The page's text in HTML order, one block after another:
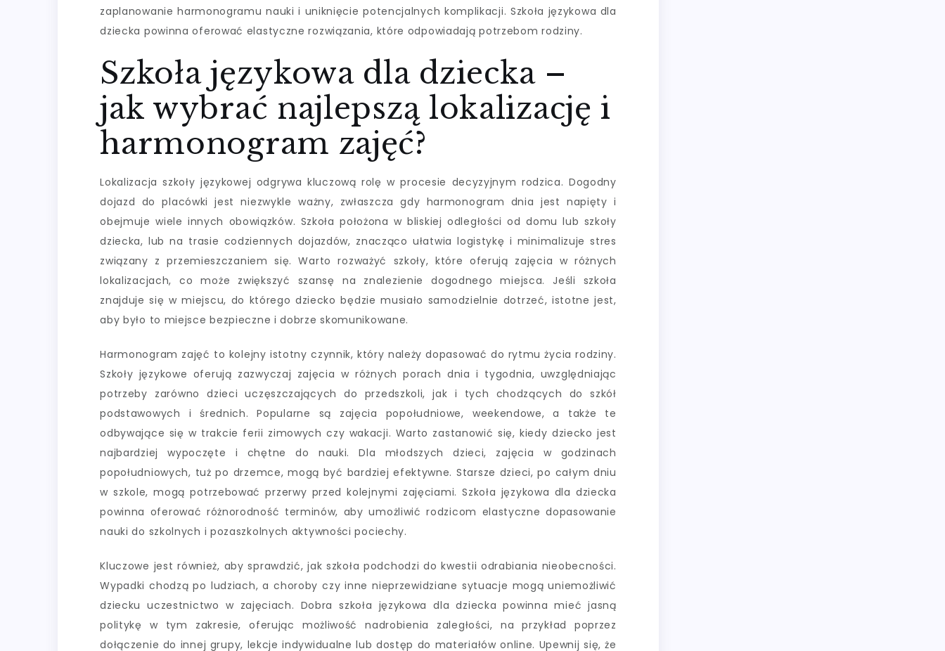
zaplanowanie harmonogramu nauki i uniknięcie potencjalnych komplikacji. Szkoła językowa dla
dziecka powinna oferować elastyczne rozwiązania, które odpowiadają potrzebom rodziny.
Szkoła językowa dla dziecka –
jak wybrać najlepszą lokalizację i
harmonogram zajęć?
Lokalizacja szkoły językowej odgrywa kluczową rolę w procesie decyzyjnym rodzica. Dogodny
dojazd do placówki jest niezwykle ważny, zwłaszcza gdy harmonogram dnia jest napięty i
obejmuje wiele innych obowiązków. Szkoła położona w bliskiej odległości od domu lub szkoły
dziecka, lub na trasie codziennych dojazdów, znacząco ułatwia logistykę i minimalizuje stres
związany z przemieszczaniem się. Warto rozważyć szkoły, które oferują zajęcia w różnych
lokalizacjach, co może zwiększyć szansę na znalezienie dogodnego miejsca. Jeśli szkoła
znajduje się w miejscu, do którego dziecko będzie musiało samodzielnie dotrzeć, istotne jest,
aby było to miejsce bezpieczne i dobrze skomunikowane.
Harmonogram zajęć to kolejny istotny czynnik, który należy dopasować do rytmu życia rodziny.
Szkoły językowe oferują zazwyczaj zajęcia w różnych porach dnia i tygodnia, uwzględniając
potrzeby zarówno dzieci uczęszczających do przedszkoli, jak i tych chodzących do szkół
podstawowych i średnich. Popularne są zajęcia popołudniowe, weekendowe, a także te
odbywające się w trakcie ferii zimowych czy wakacji. Warto zastanowić się, kiedy dziecko jest
najbardziej wypoczęte i chętne do nauki. Dla młodszych dzieci, zajęcia w godzinach
popołudniowych, tuż po drzemce, mogą być bardziej efektywne. Starsze dzieci, po całym dniu
w szkole, mogą potrzebować przerwy przed kolejnymi zajęciami. Szkoła językowa dla dziecka
powinna oferować różnorodność terminów, aby umożliwić rodzicom elastyczne dopasowanie
nauki do szkolnych i pozaszkolnych aktywności pociechy.
Kluczowe jest również, aby sprawdzić, jak szkoła podchodzi do kwestii odrabiania nieobecności.
Wypadki chodzą po ludziach, a choroby czy inne nieprzewidziane sytuacje mogą uniemożliwić
dziecku uczestnictwo w zajęciach. Dobra szkoła językowa dla dziecka powinna mieć jasną
politykę w tym zakresie, oferując możliwość nadrobienia zaległości, na przykład poprzez
dołączenie do innej grupy, lekcje indywidualne lub dostęp do materiałów online. Upewnij się, że